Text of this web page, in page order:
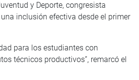
y Deporte, congresista
inclusión efectiva desde el primer
para los estudiantes con
técnicos productivos”, remarcó el